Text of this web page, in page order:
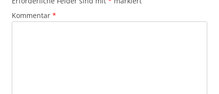
Kommentar *